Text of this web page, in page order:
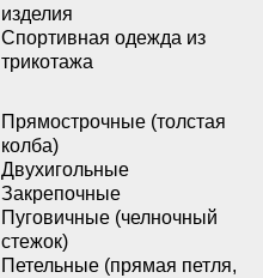
изделия
Спортивная одежда из
трикотажа
Прямострочные (толстая
колба)
Двухигольные
Закрепочные
Пуговичные (челночный
стежок)
Петельные (прямая петля,